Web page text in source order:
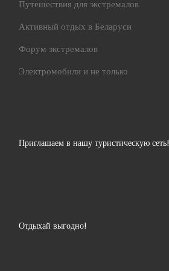
Путешествия для экстремалов
Активный отдых в Беларуси
Форум экстремалов
Электромобили и не только
Приглашаем в нашу туристическую сеть!
Отдыхай выгодно!